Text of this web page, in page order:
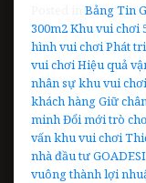
Posted inBảng Tin
300m2 Khu vui chơi
hình vui chơi Phát
vui chơi Hiệu quả
nhân sự khu vui
khách hàng Giữ
minh Đổi mới trò
vấn khu vui chơi
nhà đầu tư
vuông thành lợi